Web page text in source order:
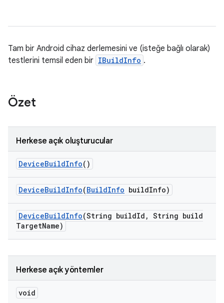
Tam bir Android cihaz derlemesini ve (isteğe bağlı olarak)
testlerini temsil eden bir IBuildInfo .
Özet
Herkese açık oluşturucular
DeviceBuildInfo()
DeviceBuildInfo(BuildInfo buildInfo)
DeviceBuildInfo(String buildId , String build
TargetName)
Herkese açık yöntemler
void